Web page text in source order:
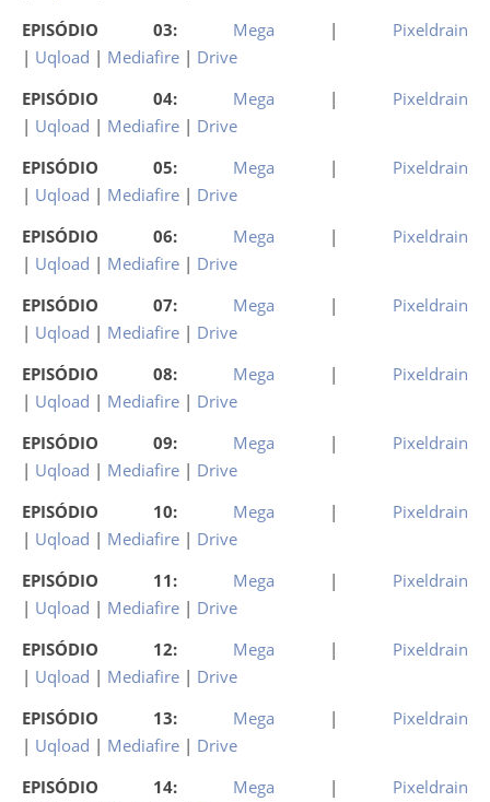
EPISÓDIO 03: Mega | Pixeldrain
| Uqload | Mediafire | Drive
EPISÓDIO 04: Mega | Pixeldrain
| Uqload | Mediafire | Drive
EPISÓDIO 05: Mega | Pixeldrain
| Uqload | Mediafire | Drive
EPISÓDIO 06: Mega | Pixeldrain
| Uqload | Mediafire | Drive
EPISÓDIO 07: Mega | Pixeldrain
| Uqload | Mediafire | Drive
EPISÓDIO 08: Mega | Pixeldrain
| Uqload | Mediafire | Drive
EPISÓDIO 09: Mega | Pixeldrain
| Uqload | Mediafire | Drive
EPISÓDIO 10: Mega | Pixeldrain
| Uqload | Mediafire | Drive
EPISÓDIO 11: Mega | Pixeldrain
| Uqload | Mediafire | Drive
EPISÓDIO 12: Mega | Pixeldrain
| Uqload | Mediafire | Drive
EPISÓDIO 13: Mega | Pixeldrain
| Uqload | Mediafire | Drive
EPISÓDIO 14: Mega | Pixeldrain